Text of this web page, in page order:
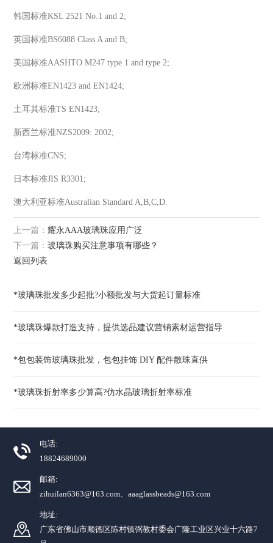
韩国标准KSL 2521 No.1 and 2;
英国标准BS6088 Class A and B;
美国标准AASHTO M247 type 1 and type 2;
欧洲标准EN1423 and EN1424;
土耳其标准TS EN1423;
新西兰标准NZS2009: 2002;
台湾标准CNS;
日本标准JIS R3301;
澳大利亚标准Australian Standard A,B,C,D.
上一篇：耀永AAA玻璃珠应用广泛
返回列表
下一篇：玻璃珠购买注意事项有哪些？
*玻璃珠批发多少起批?小额批发与大货起订量标准
*玻璃珠爆款打造支持，提供选品建议营销素材运营指导
*包包装饰玻璃珠批发，包包挂饰 DIY 配件散珠直供
*玻璃珠折射率多少算高?仿水晶玻璃折射率标准
电话:
18824689000
邮箱:
zihuilan6363@163.com、aaaglassbeads@163.com
地址:
广东省佛山市顺德区陈村镇弼教村委会广隆工业区兴业十六路7